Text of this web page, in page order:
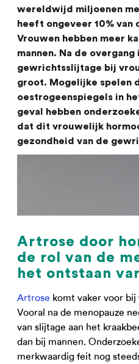
wereldwijd miljoenen
heeft ongeveer 10%
Vrouwen hebben meer
mannen. Na de
gewrichtsslijtage bij
groot. Mogelijke spelen
oestrogeenspiegels in
geval hebben
dat dit vrouwelijk
gezondheid van de
Artrose door
de rol van de
het ontstaan
Artrose komt vaker voor
Vooral na de menopauze
van slijtage aan het
dan bij mannen.
merkwaardig feit nog